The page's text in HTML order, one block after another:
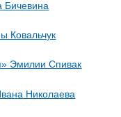
Бичевина
Ковальчук
Эмилии Спивак
Николаева